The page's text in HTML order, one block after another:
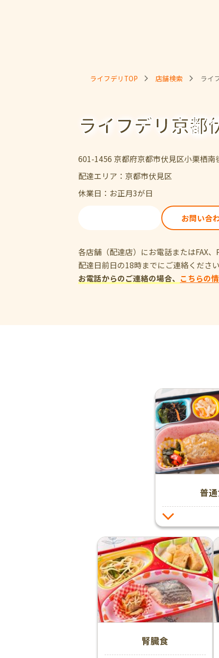
ライフデリTOP 店舗検索 ライ
ライフデリ京都
601-1456 京都府京都市伏見区小栗栖
配達エリア：京都市伏見区
休業日：お正月3が日
お問い合
各店舗（配達店）にお電話またはFAX
配達日前日の18時までにご連絡くださ
お電話からのご連絡の場合、 こちらの
普
腎臓食